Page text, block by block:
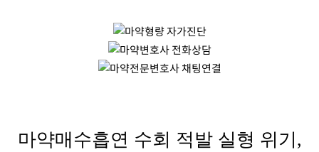
마약매수흡연 수회 적발 실형 위기,